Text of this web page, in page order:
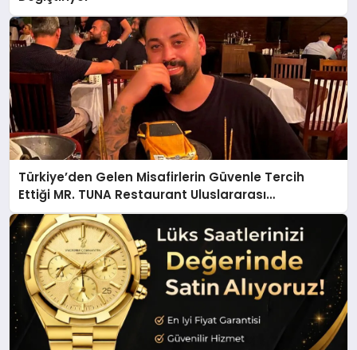
Türkiye’den Gelen Misafirlerin Güvenle Tercih
Ettiği MR. TUNA Restaurant Uluslararası
Başarısıyla Dikkat Çekiyor